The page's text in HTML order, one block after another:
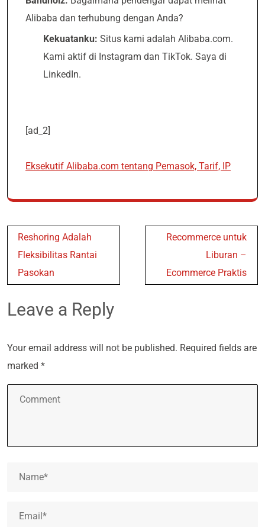
Alibaba dan terhubung dengan Anda?
Kekuatanku: Situs kami adalah Alibaba.com.
Kami aktif di Instagram dan TikTok. Saya di
LinkedIn.
[ad_2]
Eksekutif Alibaba.com tentang Pemasok, Tarif, IP
Post
navigation
Reshoring Adalah
Fleksibilitas Rantai
Pasokan
Recommerce untuk
Liburan –
Ecommerce Praktis
Leave a Reply
Your email address will not be published. Required fields are
marked *